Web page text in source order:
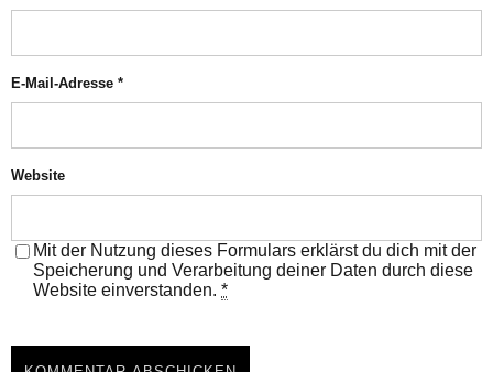
E-Mail-Adresse *
Website
Mit der Nutzung dieses Formulars erklärst du dich mit der
Speicherung und Verarbeitung deiner Daten durch diese
Website einverstanden. *